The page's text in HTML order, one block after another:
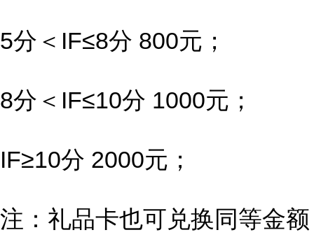
5分＜IF≤8分 800元；
8分＜IF≤10分 1000元；
IF≥10分 2000元；
注：礼品卡也可兑换同等金额